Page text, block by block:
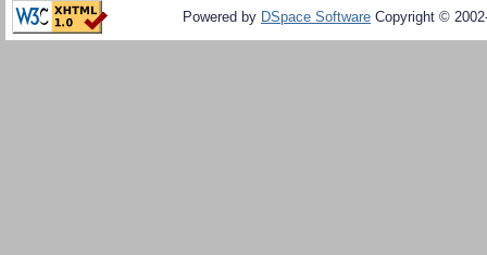
Powered by DSpace Software Copyright ©